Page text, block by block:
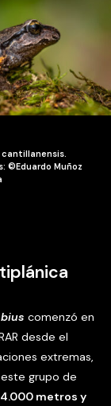
cantillanensis.
©Eduardo Muñoz
comenzó en
desde el
extremas,
grupo de
metros y